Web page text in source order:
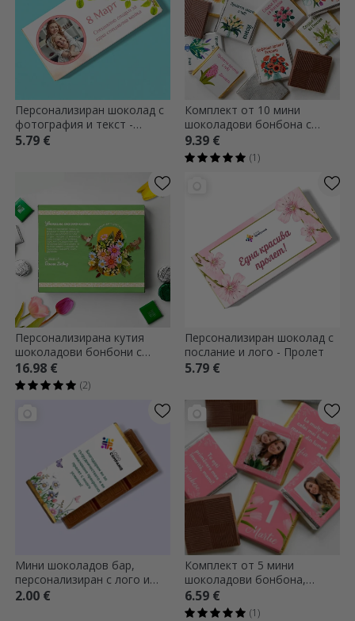
Персонализиран шоколад с
фотография и текст -
Пролетни цветя
5.79 €
Комплект от 10 мини
шоколадови бонбона с
персонализиран текст -
Цветя
9.39 €
(1)
Персонализирана кутия
шоколадови бонбони с
послание за директора -
Чудесна пролет
16.98 €
(2)
Персонализиран шоколад с
послание и лого - Пролет
5.79 €
Мини шоколадов бар,
персонализиран с лого и
послание - Цветя
2.00 €
Комплект от 5 мини
шоколадови бонбона,
персонализирани с
фотографии и текст - Мама
6.59 €
(1)